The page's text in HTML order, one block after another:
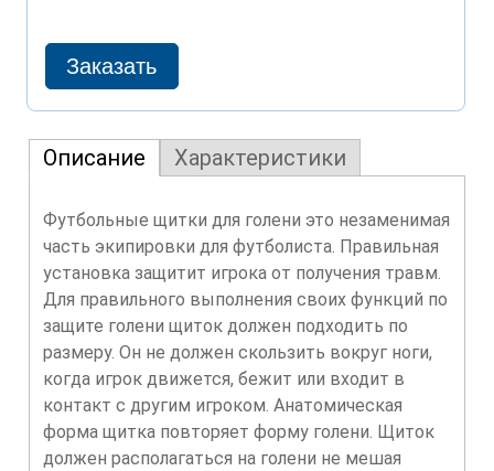
Описание Характеристики
Футбольные щитки для голени это незаменимая
часть экипировки для футболиста. Правильная
установка защитит игрока от получения травм.
Для правильного выполнения своих функций по
защите голени щиток должен подходить по
размеру. Он не должен скользить вокруг ноги,
когда игрок движется, бежит или входит в
контакт с другим игроком. Анатомическая
форма щитка повторяет форму голени. Щиток
должен располагаться на голени не мешая